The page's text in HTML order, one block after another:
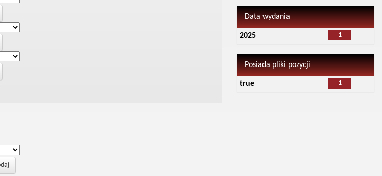
Data wydania
1
2025
Posiada pliki pozycji
1
true